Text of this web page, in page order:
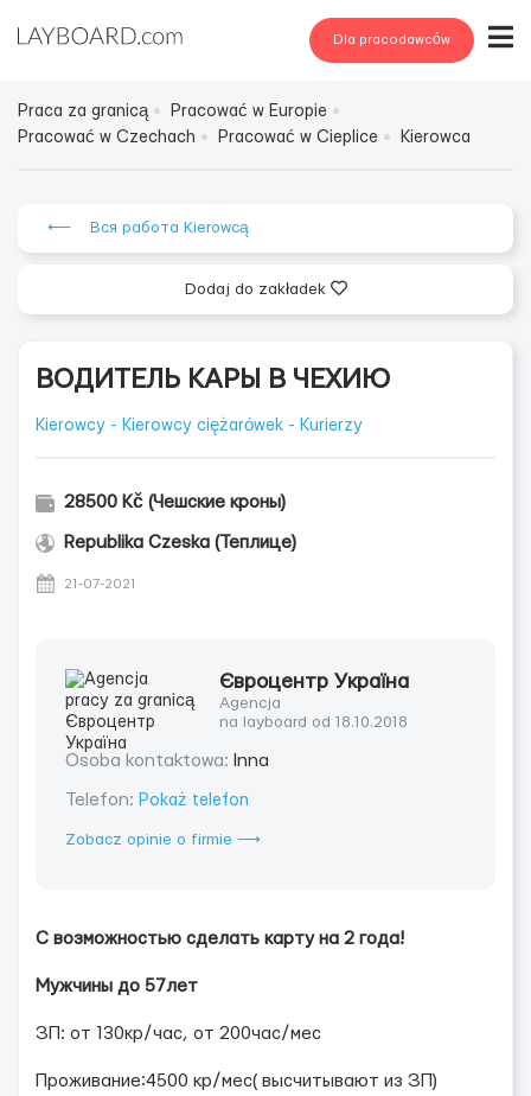
Dla pracodawców
Praca za granicą
Pracować w Europie
Pracować w Czechach
Pracować w Cieplice Kierowca
⟵ Вся работа Kierowcą
Dodaj do zakładek
ВОДИТЕЛЬ КАРЫ В ЧЕХИЮ
Kierowcy - Kierowcy ciężarówek - Kurierzy
28500 Kč (Чешские кроны)
Republika Czeska (Теплице)
21-07-2021
Євроцентр Україна
Agencja
na layboard od 18.10.2018
Osoba kontaktowa: Inna
Telefon: Pokaż telefon
Zobacz opinie o firmie ⟶
С возможностью сделать карту на 2 года!
Мужчины до 57лет
ЗП: от 130кр/час, от 200час/мес
Проживание:4500 кр/мес( высчитывают из ЗП)